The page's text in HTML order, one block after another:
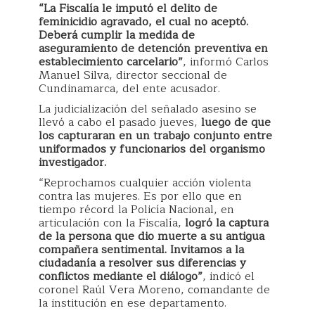
“La Fiscalía le imputó el delito de
feminicidio agravado, el cual no aceptó.
Deberá cumplir la medida de
aseguramiento de detención preventiva en
establecimiento carcelario”, informó Carlos
Manuel Silva, director seccional de
Cundinamarca, del ente acusador.
La judicialización del señalado asesino se
llevó a cabo el pasado jueves, luego de que
los capturaran en un trabajo conjunto entre
uniformados y funcionarios del organismo
investigador.
“Reprochamos cualquier acción violenta
contra las mujeres. Es por ello que en
tiempo récord la Policía Nacional, en
articulación con la Fiscalía, logró la captura
de la persona que dio muerte a su antigua
compañera sentimental. Invitamos a la
ciudadanía a resolver sus diferencias y
conflictos mediante el diálogo”, indicó el
coronel Raúl Vera Moreno, comandante de
la institución en ese departamento.